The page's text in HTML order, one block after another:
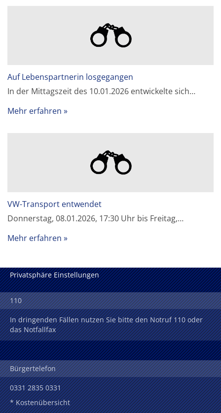
Auf Lebenspartnerin losgegangen
In der Mittagszeit des 10.01.2026 entwickelte sich…
Mehr erfahren
VW-Transport entwendet
Donnerstag, 08.01.2026, 17:30 Uhr bis Freitag,…
Mehr erfahren
Privatsphäre Einstellungen
110
In dringenden Fällen nutzen Sie bitte den Notruf 110 oder
das Notfallfax
Bürgertelefon
0331 2835 0331
* Kostenübersicht